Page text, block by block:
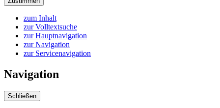
zum Inhalt
zur Volltextsuche
zur Hauptnavigation
zur Navigation
zur Servicenavigation
Navigation
Schließen